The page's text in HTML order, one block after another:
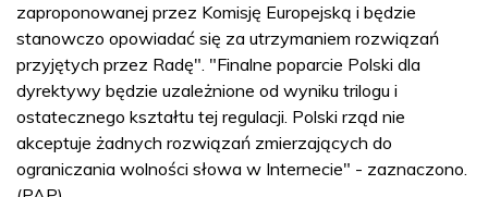
zaproponowanej przez Komisję Europejską i będzie
stanowczo opowiadać się za utrzymaniem rozwiązań
przyjętych przez Radę". "Finalne poparcie Polski dla
dyrektywy będzie uzależnione od wyniku trilogu i
ostatecznego kształtu tej regulacji. Polski rząd nie
akceptuje żadnych rozwiązań zmierzających do
ograniczania wolności słowa w Internecie" - zaznaczono.